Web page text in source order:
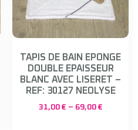
TAPIS DE BAIN EPONGE
DOUBLE EPAISSEUR
BLANC AVEC LISERET –
REF: 30127 NEOLYSE
31,00 € – 69,00 €